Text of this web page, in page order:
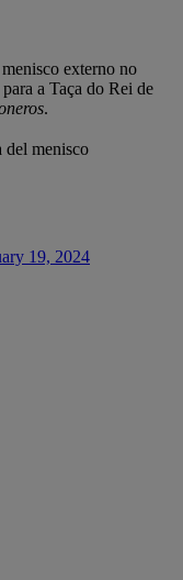
externo no
a Taça do Rei de
.
del menisco
19, 2024